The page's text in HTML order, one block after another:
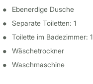
Ebenerdige Dusche
Separate Toiletten: 1
Toilette im Badezimmer: 1
Wäschetrockner
Waschmaschine